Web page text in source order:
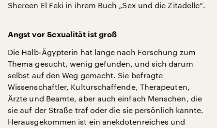
Shereen El Feki in ihrem Buch „Sex und die Zitadelle“.
Angst vor Sexualität ist groß
Die Halb-Ägypterin hat lange nach Forschung zum
Thema gesucht, wenig gefunden, und sich darum
selbst auf den Weg gemacht. Sie befragte
Wissenschaftler, Kulturschaffende, Therapeuten,
Ärzte und Beamte, aber auch einfach Menschen, die
sie auf der Straße traf oder die sie persönlich kannte.
Herausgekommen ist ein anekdotenreiches und